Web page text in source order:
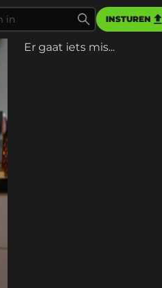
INSTUREN
Er gaat iets mis...